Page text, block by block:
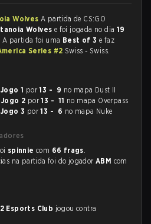
WolvesA partida de CS:GO
Wolves e foi jogada no dia 19
A partida foi uma Best of 3e faz
Series #2 Swiss - Swiss.
Jogo 1 por13 - 9 no mapa Dust II
Jogo 2 por13 - 11 no mapa Overpass
Jogo 3 por13 - 6 no mapa Nuke
spinnie com 66 frags.
na partida foi do jogador ABM com
Esports Club jogou contra